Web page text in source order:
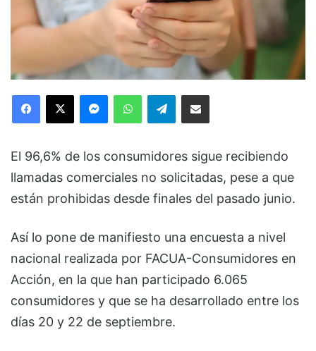
Facebook
X MessengerWhatsAppTelegramCompartir via Email
El 96,6% de los consumidores sigue recibiendo
llamadas comerciales no solicitadas, pese a que
están prohibidas desde finales del pasado junio.
Así lo pone de manifiesto una encuesta a nivel
nacional realizada por FACUA-Consumidores en
Acción, en la que han participado 6.065
consumidores y que se ha desarrollado entre los
días 20 y 22 de septiembre.